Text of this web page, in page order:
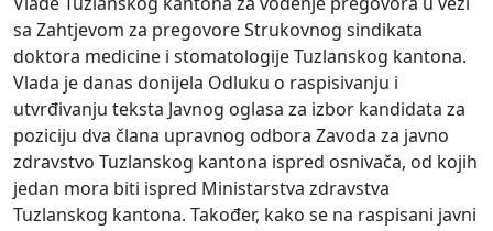
sa Zahtjevom za pregovore Strukovnog sindikata
doktora medicine i stomatologije Tuzlanskog kantona.
Vlada je danas donijela Odluku o raspisivanju i
utvrđivanju teksta Javnog oglasa za izbor kandidata za
poziciju dva člana upravnog odbora Zavoda za javno
zdravstvo Tuzlanskog kantona ispred osnivača, od kojih
jedan mora biti ispred Ministarstva zdravstva
Tuzlanskog kantona. Također, kako se na raspisani javni